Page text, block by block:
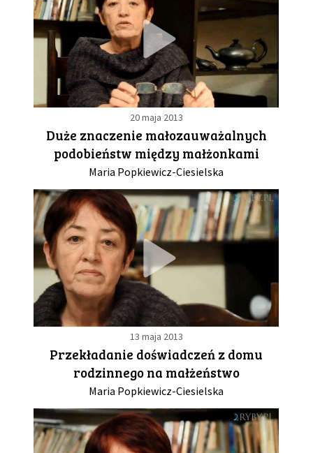
20 maja 2013
Duże znaczenie małozauważalnych
podobieństw między małżonkami
Maria Popkiewicz-Ciesielska
13 maja 2013
Przekładanie doświadczeń z domu
rodzinnego na małżeństwo
Maria Popkiewicz-Ciesielska